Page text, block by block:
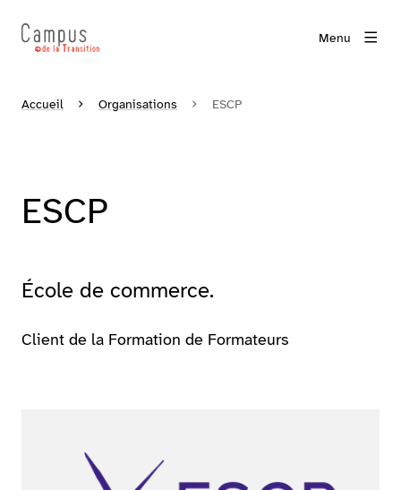
Menu
Accueil Organisations ESCP
ESCP
École de commerce.
Client de la Formation de Formateurs